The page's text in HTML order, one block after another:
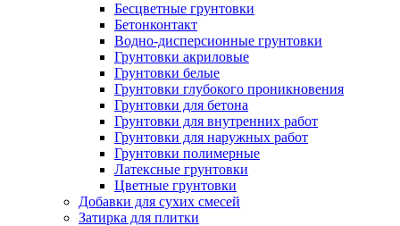
Бесцветные грунтовки
Бетонконтакт
Водно-дисперсионные грунтовки
Грунтовки акриловые
Грунтовки белые
Грунтовки глубокого проникновения
Грунтовки для бетона
Грунтовки для внутренних работ
Грунтовки для наружных работ
Грунтовки полимерные
Латексные грунтовки
Цветные грунтовки
Добавки для сухих смесей
Затирка для плитки